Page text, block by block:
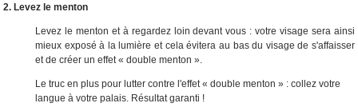
2. Levez le menton
Levez le menton et à regardez loin devant vous : votre visage sera ainsi
mieux exposé à la lumière et cela évitera au bas du visage de s'affaisser
et de créer un effet « double menton ».
Le truc en plus pour lutter contre l'effet « double menton » : collez votre
langue à votre palais. Résultat garanti !